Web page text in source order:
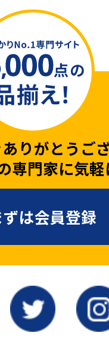
りがとうご
専門家に気
ずは会員登録